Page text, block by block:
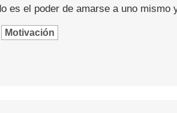
es el poder de amarse a uno mismo
Motivación